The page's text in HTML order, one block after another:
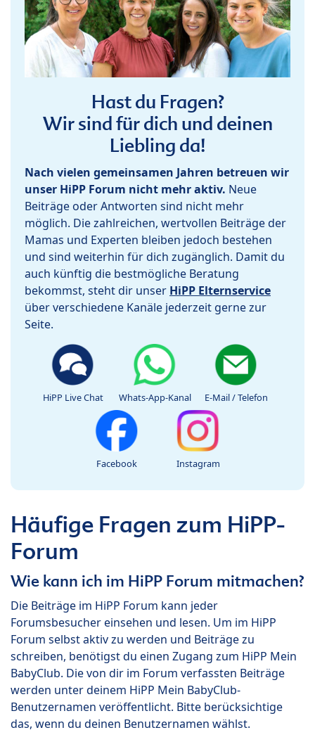
Hast du Fragen?
Wir sind für dich und deinen
Liebling da!
Nach vielen gemeinsamen Jahren betreuen wir
unser HiPP Forum nicht mehr aktiv. Neue
Beiträge oder Antworten sind nicht mehr
möglich. Die zahlreichen, wertvollen Beiträge der
Mamas und Experten bleiben jedoch bestehen
und sind weiterhin für dich zugänglich. Damit du
auch künftig die bestmögliche Beratung
bekommst, steht dir unser HiPP Elternservice
über verschiedene Kanäle jederzeit gerne zur
Seite.
HiPP Live Chat Whats-App-Kanal E-Mail / Telefon
Facebook Instagram
Häufige Fragen zum HiPP-
Forum
Wie kann ich im HiPP Forum mitmachen?
Die Beiträge im HiPP Forum kann jeder
Forumsbesucher einsehen und lesen. Um im HiPP
Forum selbst aktiv zu werden und Beiträge zu
schreiben, benötigst du einen Zugang zum HiPP Mein
BabyClub. Die von dir im Forum verfassten Beiträge
werden unter deinem HiPP Mein BabyClub-
Benutzernamen veröffentlicht. Bitte berücksichtige
das, wenn du deinen Benutzernamen wählst.